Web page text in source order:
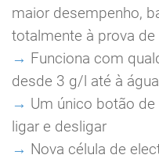
maior desempenho,
totalmente à prova
→ Funciona com
desde 3 g/l até à
→ Um único botão
ligar e desligar
→ Nova célula de